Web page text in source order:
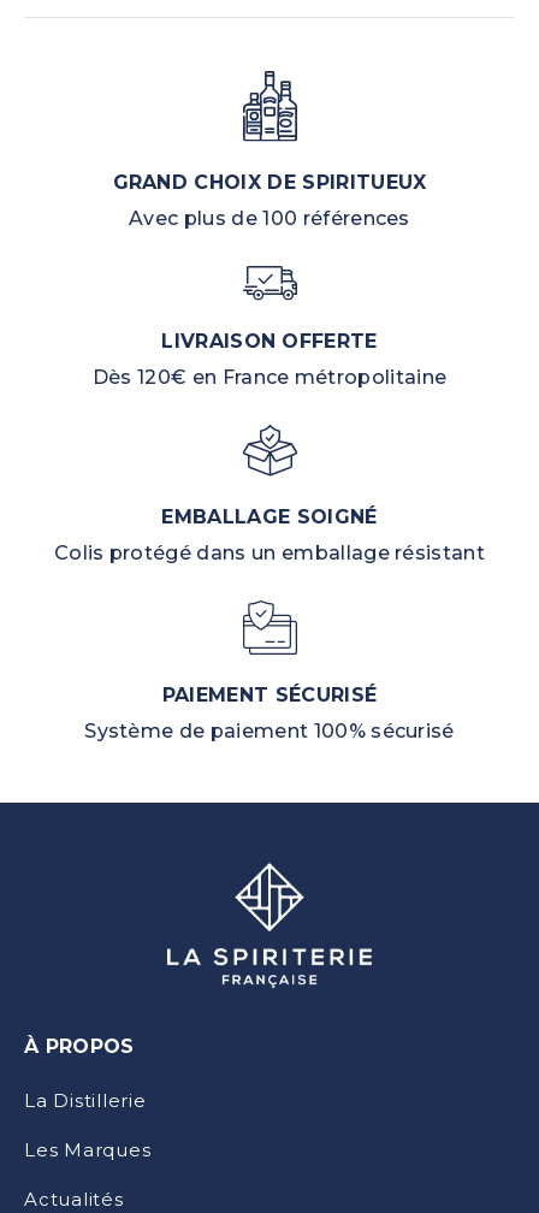
GRAND CHOIX DE SPIRITUEUX
Avec plus de 100 références
LIVRAISON OFFERTE
Dès 120€ en France métropolitaine
EMBALLAGE SOIGNÉ
Colis protégé dans un emballage résistant
PAIEMENT SÉCURISÉ
Système de paiement 100% sécurisé
À PROPOS
La Distillerie
Les Marques
Actualités